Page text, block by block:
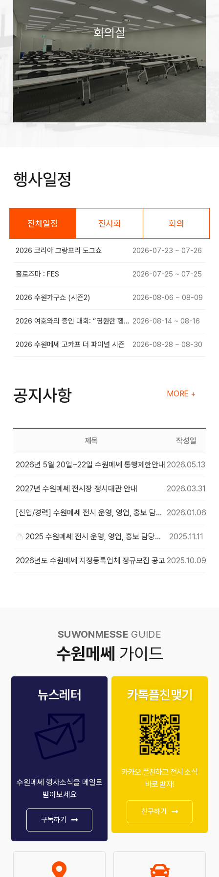
회의실
행사일정
전체일정 전시회 회의
2026 코리아 그랑프리 도그쇼 2026-07-23 ~ 07-26
홀로즈마 : FES 2026-07-25 ~ 07-25
2026 수원가구쇼 (시즌2) 2026-08-06 ~ 08-09
2026 여호와의 증인 대회: “영원한 행복” 2026-08-14 ~ 08-16
2026 수원메쎄 고카프 더 파이널 시즌 2026-08-28 ~ 08-30
공지사항 MORE +
제목 작성일
2026년 5월 20일~22일 수원메쎄 통행제한안내 2026.05.13
2027년 수원메쎄 전시장 정시대관 안내 2026.03.31
[신입/경력] 수원메쎄 전시 운영, 영업, 홍보 담당자 채용공고 2026.01.06
2025 수원메쎄 전시 운영, 영업, 홍보 담당자 채용공고 2025.11.11
2026년도 수원메쎄 지정등록업체 정규모집 공고 2025.10.09
SUWONMESSE GUIDE
수원메쎄 가이드
뉴스레터
수원메쎄 행사소식을 메일로
받아보세요
구독하기
카톡플친맺기
카카오 플친하고 전시 소식
바로 받자!
친구하기